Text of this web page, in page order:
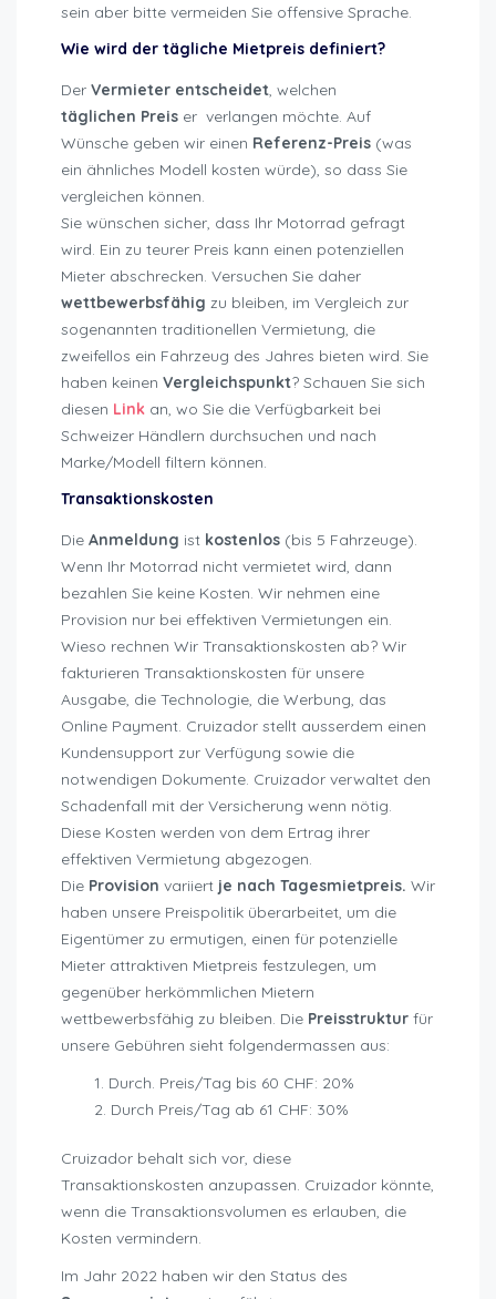
sein aber bitte vermeiden Sie offensive Sprache.
Wie wird der tägliche Mietpreis definiert?
Der Vermieter entscheidet , welchen
täglichen Preis er verlangen möchte. Auf
Wünsche geben wir einen Referenz-Preis (was
ein ähnliches Modell kosten würde), so dass Sie
vergleichen können.
Sie wünschen sicher, dass Ihr Motorrad gefragt
wird. Ein zu teurer Preis kann einen potenziellen
Mieter abschrecken. Versuchen Sie daher
wettbewerbsfähig zu bleiben, im Vergleich zur
sogenannten traditionellen Vermietung, die
zweifellos ein Fahrzeug des Jahres bieten wird. Sie
haben keinen Vergleichspunkt? Schauen Sie sich
diesen Link an, wo Sie die Verfügbarkeit bei
Schweizer Händlern durchsuchen und nach
Marke/Modell filtern können.
Transaktionskosten
Die Anmeldung ist kostenlos (bis 5 Fahrzeuge).
Wenn Ihr Motorrad nicht vermietet wird, dann
bezahlen Sie keine Kosten. Wir nehmen eine
Provision nur bei effektiven Vermietungen ein.
Wieso rechnen Wir Transaktionskosten ab? Wir
fakturieren Transaktionskosten für unsere
Ausgabe, die Technologie, die Werbung, das
Online Payment. Cruizador stellt ausserdem einen
Kundensupport zur Verfügung sowie die
notwendigen Dokumente. Cruizador verwaltet den
Schadenfall mit der Versicherung wenn nötig.
Diese Kosten werden von dem Ertrag ihrer
effektiven Vermietung abgezogen.
Die Provision variiert je nach Tagesmietpreis. Wir
haben unsere Preispolitik überarbeitet, um die
Eigentümer zu ermutigen, einen für potenzielle
Mieter attraktiven Mietpreis festzulegen, um
gegenüber herkömmlichen Mietern
wettbewerbsfähig zu bleiben. Die Preisstruktur für
unsere Gebühren sieht folgendermassen aus:
Durch. Preis/Tag bis 60 CHF: 20%
Durch Preis/Tag ab 61 CHF: 30%
Cruizador behalt sich vor, diese
Transaktionskosten anzupassen. Cruizador könnte,
wenn die Transaktionsvolumen es erlauben, die
Kosten vermindern.
Im Jahr 2022 haben wir den Status des